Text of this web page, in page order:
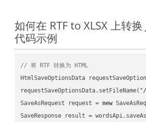
如何在 RTF to XLSX 上转换
代码示例
// 将 RTF 转换为 HTML
HtmlSaveOptionsData
requestSaveOptionsData.setFileName(
SaveAsRequest request = new
SaveResponse result =